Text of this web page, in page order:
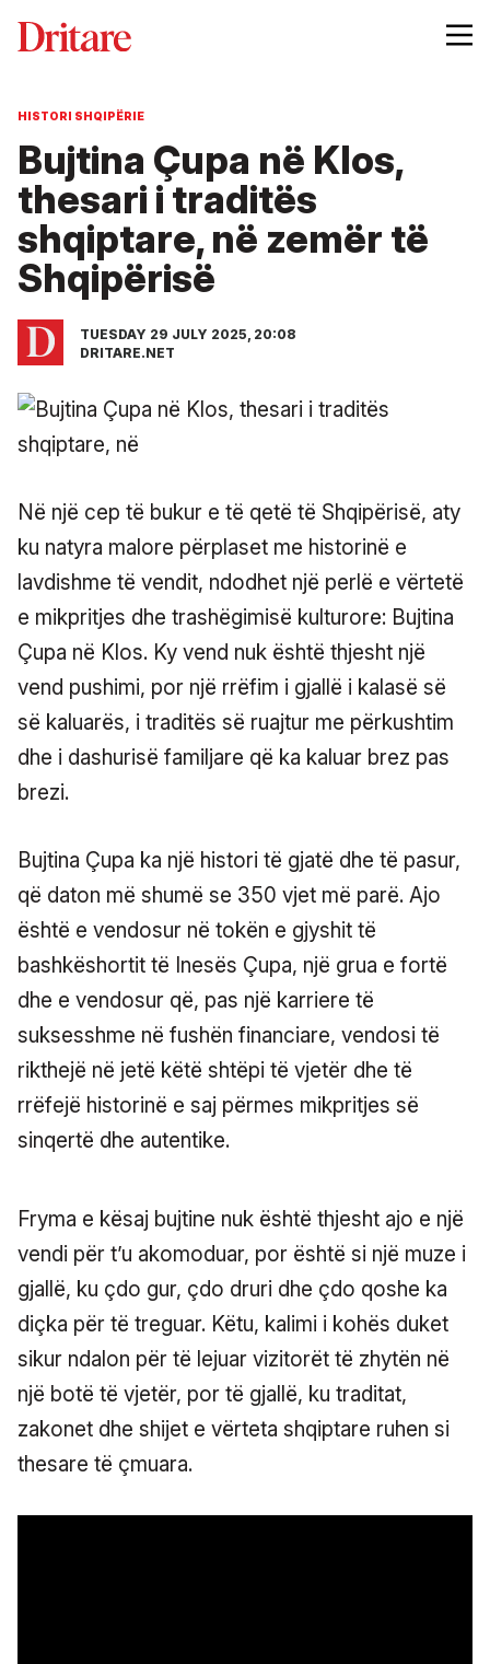
HISTORI SHQIPËRIE
Bujtina Çupa në Klos,
thesari i traditës
shqiptare, në zemër të
Shqipërisë
TUESDAY 29 JULY 2025, 20:08
DRITARE.NET
Në një cep të bukur e të qetë të Shqipërisë, aty
ku natyra malore përplaset me historinë e
lavdishme të vendit, ndodhet një perlë e vërtetë
e mikpritjes dhe trashëgimisë kulturore: Bujtina
Çupa në Klos. Ky vend nuk është thjesht një
vend pushimi, por një rrëfim i gjallë i kalasë së
së kaluarës, i traditës së ruajtur me përkushtim
dhe i dashurisë familjare që ka kaluar brez pas
brezi.
Bujtina Çupa ka një histori të gjatë dhe të pasur,
që daton më shumë se 350 vjet më parë. Ajo
është e vendosur në tokën e gjyshit të
bashkëshortit të Inesës Çupa, një grua e fortë
dhe e vendosur që, pas një karriere të
suksesshme në fushën financiare, vendosi të
rikthejë në jetë këtë shtëpi të vjetër dhe të
rrëfejë historinë e saj përmes mikpritjes së
sinqertë dhe autentike.
Fryma e kësaj bujtine nuk është thjesht ajo e një
vendi për t’u akomoduar, por është si një muze i
gjallë, ku çdo gur, çdo druri dhe çdo qoshe ka
diçka për të treguar. Këtu, kalimi i kohës duket
sikur ndalon për të lejuar vizitorët të zhytën në
një botë të vjetër, por të gjallë, ku traditat,
zakonet dhe shijet e vërteta shqiptare ruhen si
thesare të çmuara.